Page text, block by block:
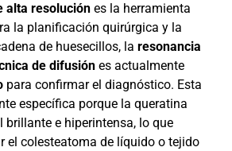
alta resoluciónes la herramienta
la planificación quirúrgica y la
de huesecillos, la resonancia
de difusiónes actualmente
para confirmar el diagnóstico. Esta
específica porque la queratina
brillante e hiperintensa, lo que
el colesteatoma de líquido o tejido